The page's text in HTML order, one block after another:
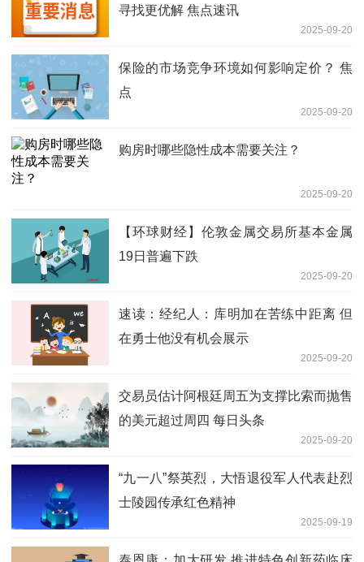
寻找更优解 焦点速讯
2025-09-20
保险的市场竞争环境如何影响定价？ 焦
点
2025-09-20
购房时哪些隐性成本需要关注？
2025-09-20
【环球财经】伦敦金属交易所基本金属
19日普遍下跌
2025-09-20
速读：经纪人：库明加在苦练中距离 但
在勇士他没有机会展示
2025-09-20
交易员估计阿根廷周五为支撑比索而抛售
的美元超过周四 每日头条
2025-09-20
“九一八”祭英烈，大悟退役军人代表赴烈
士陵园传承红色精神
2025-09-19